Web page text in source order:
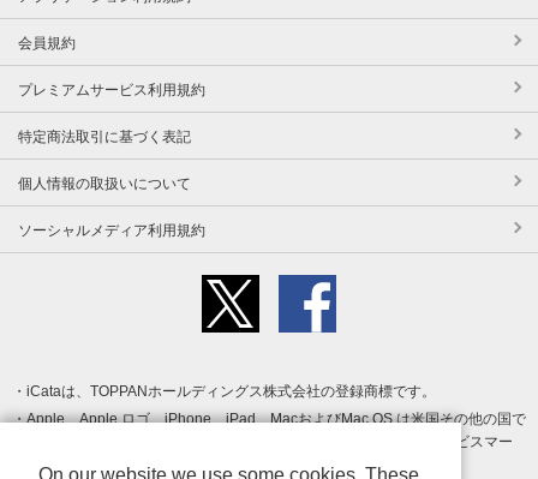
会員規約
プレミアムサービス利用規約
特定商法取引に基づく表記
個人情報の取扱いについて
ソーシャルメディア利用規約
iCataは、TOPPANホールディングス株式会社の登録商標です。
Apple、Apple ロゴ、iPhone、iPad、MacおよびMac OS は米国その他の国で
登録された Apple Inc. の商標です。App Store は Apple Inc. のサービスマー
クです。